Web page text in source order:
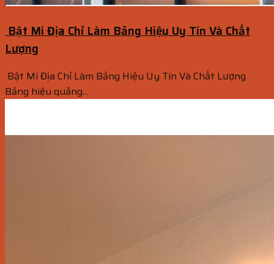
Bật Mí Địa Chỉ Làm Bảng Hiệu Uy Tín Và Chất
Lượng
Bật Mí Địa Chỉ Làm Bảng Hiệu Uy Tín Và Chất Lượng
Bảng hiệu quảng...